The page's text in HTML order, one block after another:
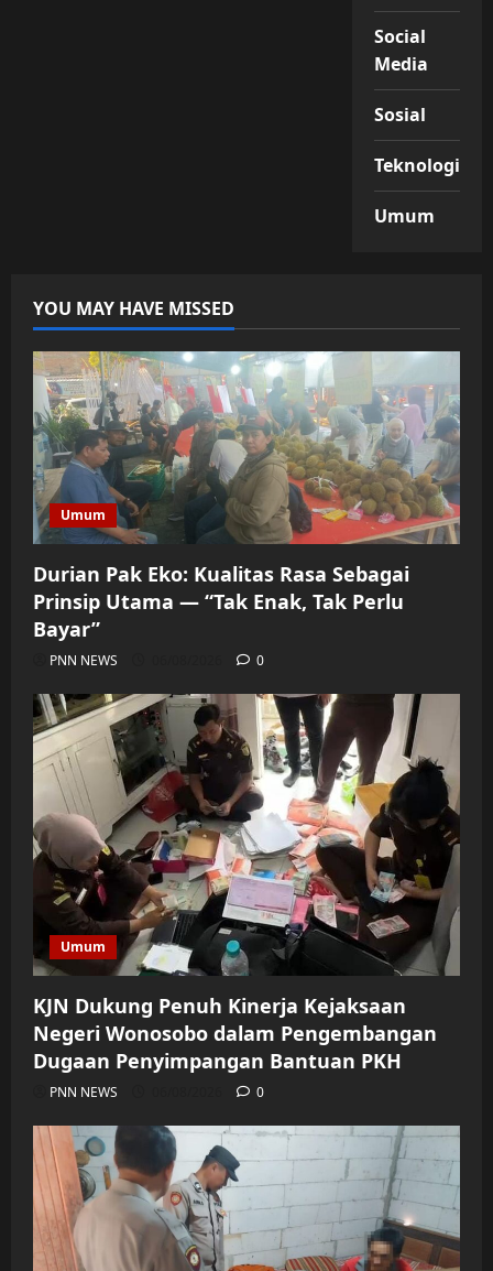
Social
Media
Sosial
Teknologi
Umum
YOU MAY HAVE MISSED
Umum
Durian Pak Eko: Kualitas Rasa Sebagai
Prinsip Utama — “Tak Enak, Tak Perlu
Bayar”
PNN NEWS 0
Umum
KJN Dukung Penuh Kinerja Kejaksaan
Negeri Wonosobo dalam Pengembangan
Dugaan Penyimpangan Bantuan PKH
PNN NEWS 0